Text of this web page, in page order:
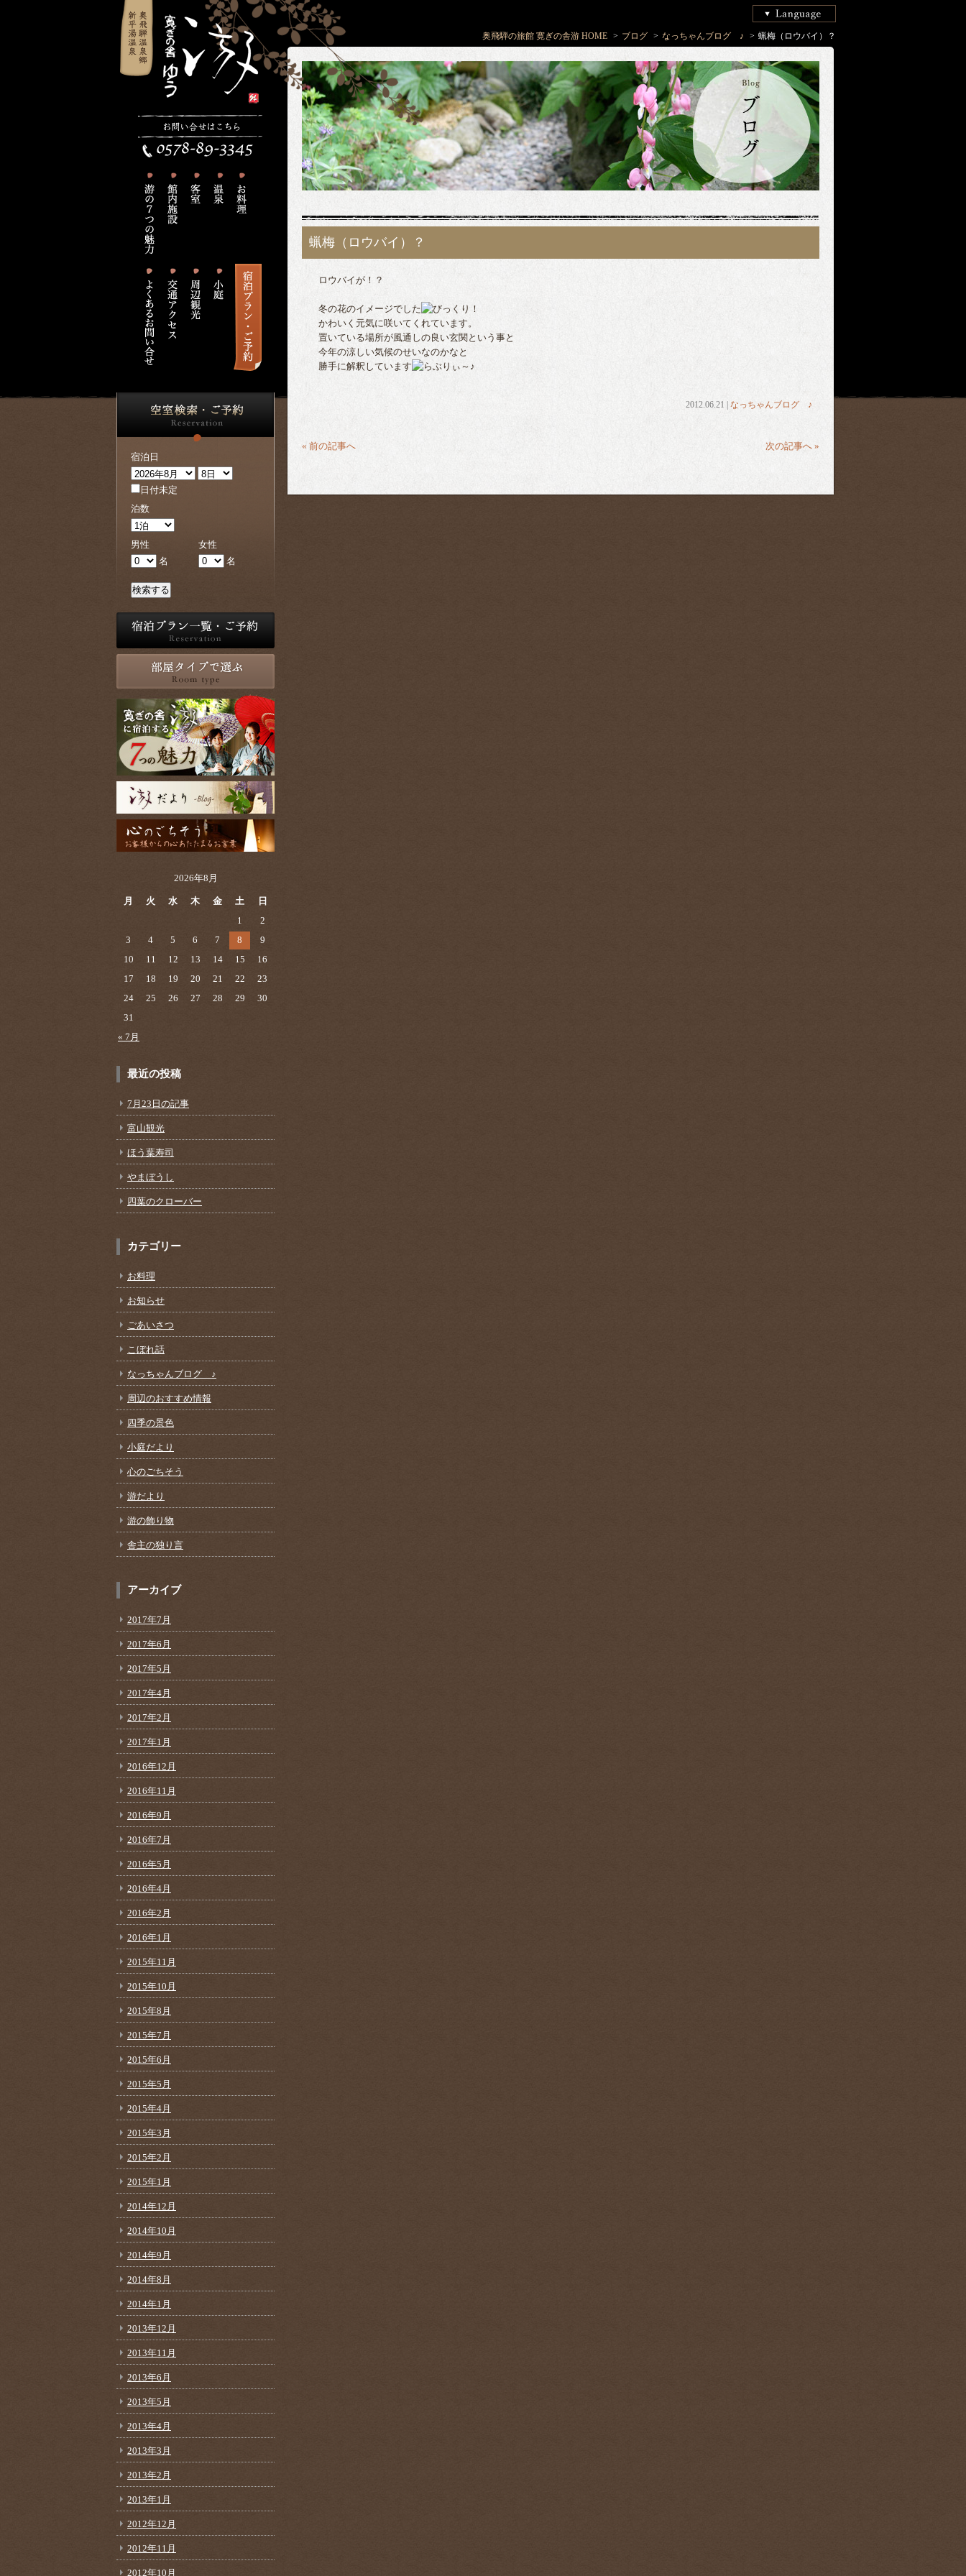
宿泊日
日付未定
泊数
男性
名
女性
名
検索する
2026年8月
月 火 水 木 金 土 日
« 7月
1
2
3
4 5 6 7 8
9
10
11 12 13 14 15
16
17
18 19 20 21 22
23
24
25 26 27 28 29
30
31
最近の投稿
7月23日の記事
富山観光
ほう葉寿司
やまぼうし
四葉のクローバー
カテゴリー
お料理
お知らせ
ごあいさつ
こぼれ話
なっちゃんブログ ♪
周辺のおすすめ情報
四季の景色
小庭だより
心のごちそう
游だより
游の飾り物
舎主の独り言
アーカイブ
2017年7月
2017年6月
2017年5月
2017年4月
2017年2月
2017年1月
2016年12月
2016年11月
2016年9月
2016年7月
2016年5月
2016年4月
2016年2月
2016年1月
2015年11月
2015年10月
2015年8月
2015年7月
2015年6月
2015年5月
2015年4月
2015年3月
2015年2月
2015年1月
2014年12月
2014年10月
2014年9月
2014年8月
2014年1月
2013年12月
2013年11月
2013年6月
2013年5月
2013年4月
2013年3月
2013年2月
2013年1月
2012年12月
2012年11月
2012年10月
奥飛騨の旅館 寛ぎの舎游 HOME ブログ なっちゃんブログ　♪ 蝋梅（ロウバイ）？
蝋梅（ロウバイ）？
ロウバイが！？
冬の花のイメージでした
かわいく元気に咲いてくれています。
置いている場所が風通しの良い玄関という事と
今年の涼しい気候のせいなのかなと
勝手に解釈しています
2012.06.21 | なっちゃんブログ ♪
« 前の記事へ 次の記事へ »